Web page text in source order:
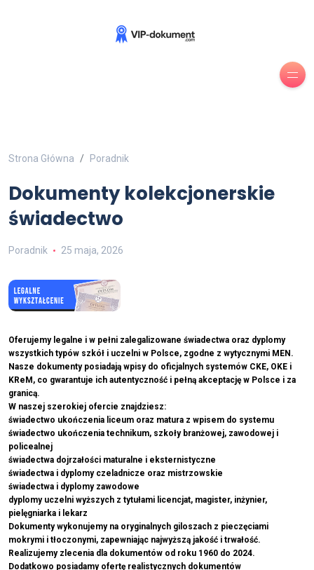
Strona Główna Poradnik
Dokumenty kolekcjonerskie
świadectwo
Poradnik 25 maja, 2026
Oferujemy legalne i w pełni zalegalizowane świadectwa oraz dyplomy
wszystkich typów szkół i uczelni w Polsce, zgodne z wytycznymi MEN.
Nasze dokumenty posiadają wpisy do oficjalnych systemów CKE, OKE i
KReM, co gwarantuje ich autentyczność i pełną akceptację w Polsce i za
granicą.
W naszej szerokiej ofercie znajdziesz:
świadectwo ukończenia liceum oraz matura z wpisem do systemu
świadectwo ukończenia technikum, szkoły branżowej, zawodowej i
policealnej
świadectwa dojrzałości maturalne i eksternistyczne
świadectwa i dyplomy czeladnicze oraz mistrzowskie
świadectwa i dyplomy zawodowe
dyplomy uczelni wyższych z tytułami licencjat, magister, inżynier,
pielęgniarka i lekarz
Dokumenty wykonujemy na oryginalnych giloszach z pieczęciami
mokrymi i tłoczonymi, zapewniając najwyższą jakość i trwałość.
Realizujemy zlecenia dla dokumentów od roku 1960 do 2024.
Dodatkowo posiadamy ofertę realistycznych dokumentów